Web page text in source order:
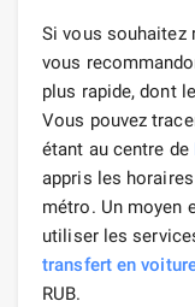
Si vous souhaitez
vous
plus rapide, dont
Vous pouvez
étant au centre de
appris les
métro. Un moyen
utiliser les
transfert en
RUB.